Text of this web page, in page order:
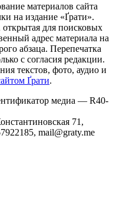
материалов сайта
на издание «Ґрати».
для поисковых
адрес материала на
абзаца. Перепечатка
с согласия редакции.
текстов, фото, аудио и
Ґрати.
медиа — R40-
71,
mail@graty.me